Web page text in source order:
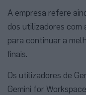
A empresa refere
dos utilizadores com
para continuar a
finais.
Os utilizadores de
Gemini for